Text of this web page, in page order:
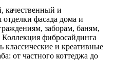
и
фасада дома и
заборам, баням,
фибросайдинга
классические и креативные
от частного коттеджа до